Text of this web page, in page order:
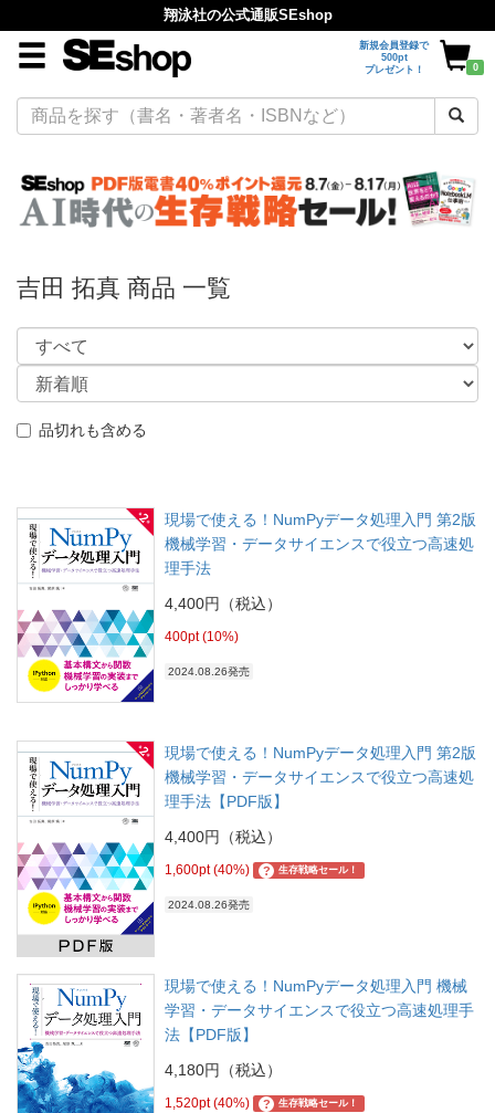
翔泳社の公式通販SEshop
新規会員登録で
500pt
プレゼント！
0
吉田 拓真 商品 一覧
品切れも含める
現場で使える！NumPyデータ処理入門 第2版
機械学習・データサイエンスで役立つ高速処
理手法
4,400円（税込）
400pt (10%)
2024.08.26発売
現場で使える！NumPyデータ処理入門 第2版
機械学習・データサイエンスで役立つ高速処
理手法【PDF版】
4,400円（税込）
1,600pt (40%) ? 生存戦略セール！
2024.08.26発売
現場で使える！NumPyデータ処理入門 機械
学習・データサイエンスで役立つ高速処理手
法【PDF版】
4,180円（税込）
1,520pt (40%) ? 生存戦略セール！